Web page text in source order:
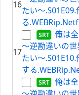
16
たい～
る
17
俺は
～逆勘違いの
たい～
する
俺は